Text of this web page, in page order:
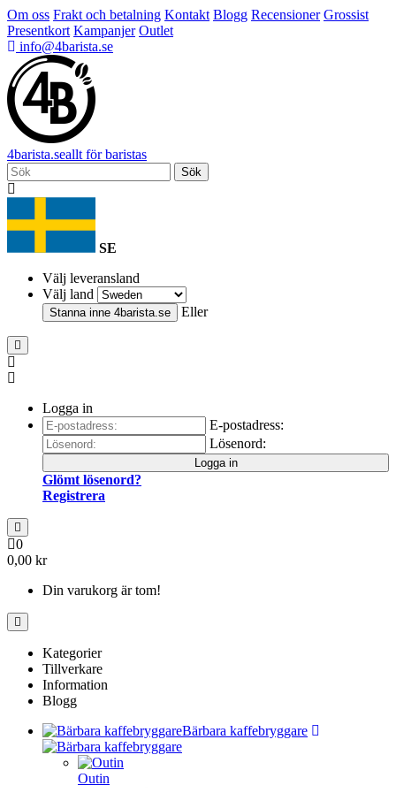
Om oss Frakt och betalning Kontakt Blogg Recensioner Grossist
Presentkort Kampanjer Outlet
info@4barista.se
4barista.seallt för baristas
Sök
SE
Välj leveransland
Välj land
Stanna inne 4barista.se Eller
Logga in
E-postadress:
Lösenord:
Logga in
Glömt lösenord?
Registrera
0
0,00 kr
Din varukorg är tom!
Kategorier
Tillverkare
Information
Blogg
Bärbara kaffebryggare
Outin